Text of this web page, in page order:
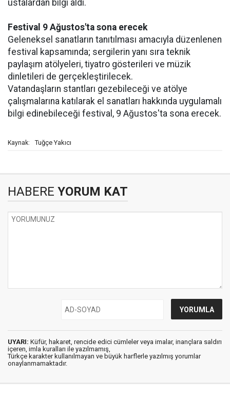
ustalardan bilgi aldı.
Festival 9 Ağustos'ta sona erecek
Geleneksel sanatların tanıtılması amacıyla düzenlenen
festival kapsamında; sergilerin yanı sıra teknik
paylaşım atölyeleri, tiyatro gösterileri ve müzik
dinletileri de gerçekleştirilecek.
Vatandaşların stantları gezebileceği ve atölye
çalışmalarına katılarak el sanatları hakkında uygulamalı
bilgi edinebileceği festival, 9 Ağustos'ta sona erecek.
Kaynak: Tuğçe Yakıcı
HABERE YORUM KAT
UYARI: Küfür, hakaret, rencide edici cümleler veya imalar, inançlara saldırı
içeren, imla kuralları ile yazılmamış,
Türkçe karakter kullanılmayan ve büyük harflerle yazılmış yorumlar
onaylanmamaktadır.